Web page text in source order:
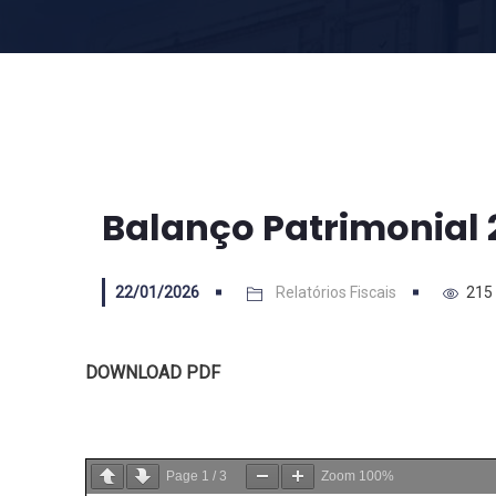
Balanço Patrimonial
22/01/2026 Relatórios Fiscais 215
DOWNLOAD PDF
Page 1 / 3 Zoom 100%